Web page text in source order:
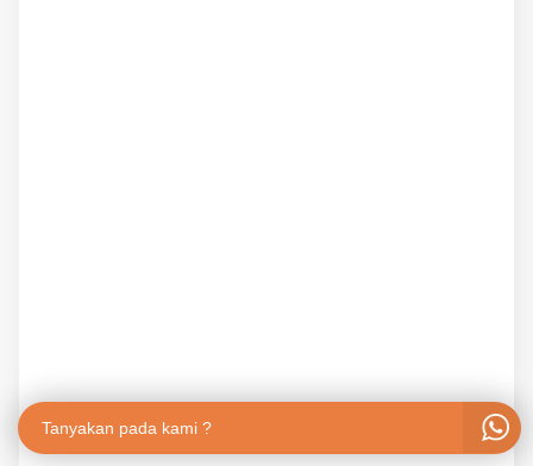
Tanyakan pada kami ?